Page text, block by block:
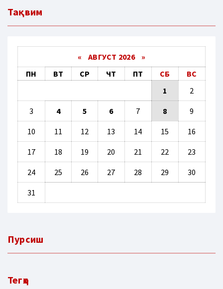
Тақвим
« АВГУСТ 2026 »
ПН
ВТ СР ЧТ ПТ СБ
ВС
1
2
3 4 5 6 7 8 9
10 11 12 13 14 15 16
17 18 19 20 21 22 23
24 25 26 27 28 29 30
31
Пурсиш
Тегҳо